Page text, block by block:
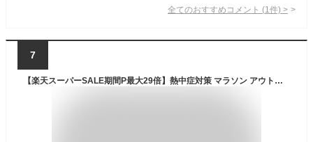
全てのおすすめコメント (1 件) >
7
【楽天スーパーSALE期間P最大29倍】熱中症対策 マラソン アウトドア 冷却スプレー 冷感スプレー クールスプレー ひんやり 丸辰 瞬間冷却スプレー 150ml 微香料 3本 34924